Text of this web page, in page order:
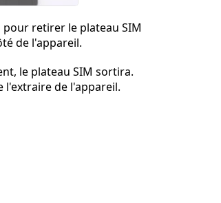
retirer le plateau SIM
de l'appareil.
le plateau SIM sortira.
l'extraire de l'appareil.